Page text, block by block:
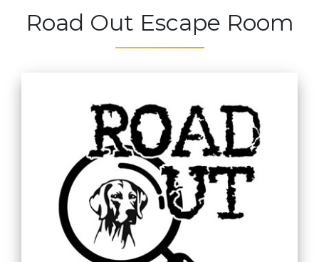
Road Out Escape Room